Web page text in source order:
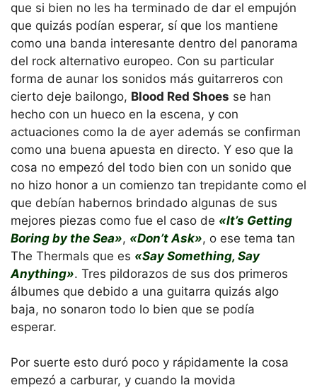
que si bien no les ha terminado de dar el empujón
que quizás podían esperar, sí que los mantiene
como una banda interesante dentro del panorama
del rock alternativo europeo. Con su particular
forma de aunar los sonidos más guitarreros con
cierto deje bailongo, Blood Red Shoes se han
hecho con un hueco en la escena, y con
actuaciones como la de ayer además se confirman
como una buena apuesta en directo. Y eso que la
cosa no empezó del todo bien con un sonido que
no hizo honor a un comienzo tan trepidante como el
que debían habernos brindado algunas de sus
mejores piezas como fue el caso de «It’s Getting
Boring by the Sea», «Don’t Ask», o ese tema tan
The Thermals que es «Say Something, Say
Anything». Tres pildorazos de sus dos primeros
álbumes que debido a una guitarra quizás algo
baja, no sonaron todo lo bien que se podía
esperar.
Por suerte esto duró poco y rápidamente la cosa
empezó a carburar, y cuando la movida